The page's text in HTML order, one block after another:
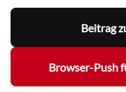
Beitrag
Browser-Push